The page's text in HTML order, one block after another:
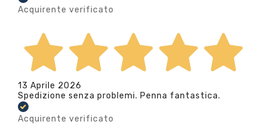
Acquirente verificato
13 Aprile 2026
Spedizione senza problemi. Penna fantastica.
Acquirente verificato